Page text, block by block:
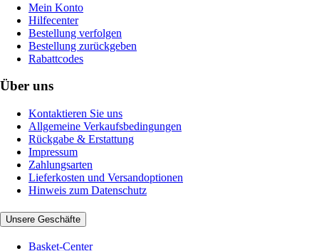
Mein Konto
Hilfecenter
Bestellung verfolgen
Bestellung zurückgeben
Rabattcodes
Über uns
Kontaktieren Sie uns
Allgemeine Verkaufsbedingungen
Rückgabe & Erstattung
Impressum
Zahlungsarten
Lieferkosten und Versandoptionen
Hinweis zum Datenschutz
Unsere Geschäfte
Basket-Center